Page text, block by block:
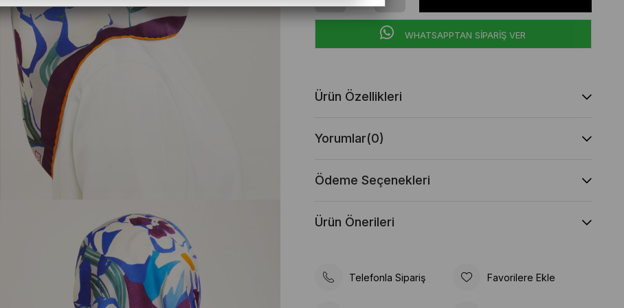
WHATSAPPTAN SİPARİŞ VER
Ürün Özellikleri
Yorumlar(0)
Ödeme Seçenekleri
Ürün Önerileri
Telefonla Sipariş Favorilere Ekle